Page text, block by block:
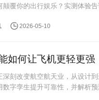
颠覆你的出行娱乐？实测体验告
2026-05-10
如何让飞机更轻更强
深刻改变航空航天业，从设计
数字孪生提升可靠性，并解析